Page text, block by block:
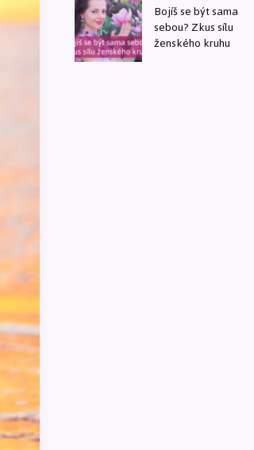
Bojíš se být sama
sebou? Zkus sílu
ženského kruhu